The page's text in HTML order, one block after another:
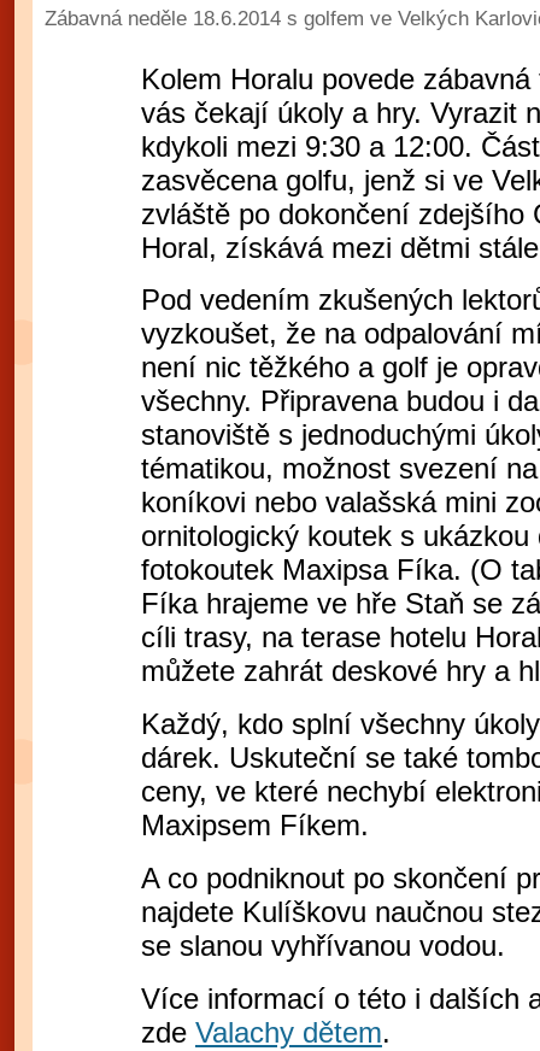
Zábavná neděle 18.6.2014 s golfem ve Velkých
Kolem Horalu povede
vás čekají úkoly a hry. Vyrazit
kdykoli mezi 9:30 a 12:00.
zasvěcena golfu, jenž si ve
zvláště po dokončení zdejšího
Horal, získává mezi dětmi
Pod vedením zkušených
vyzkoušet, že na odpalování
není nic těžkého a golf je
všechny. Připravena budou i
stanoviště s jednoduchými
tématikou, možnost svezení
koníkovi nebo valašská mini
ornitologický koutek s ukázkou
fotokoutek Maxipsa Fíka. (O
Fíka hrajeme ve hře Staň se
cíli trasy, na terase hotelu
můžete zahrát deskové hry a
Každý, kdo splní všechny
dárek. Uskuteční se také
ceny, ve které nechybí
Maxipsem Fíkem.
A co podniknout po skončení
najdete Kulíškovu naučnou
se slanou vyhřívanou vodou.
Více informací o této i dalších
zde Valachy dětem.